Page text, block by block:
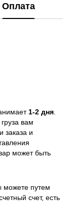
Оплата
1-2 дня
вам
заказа и
может быть
можете путем
счет, есть